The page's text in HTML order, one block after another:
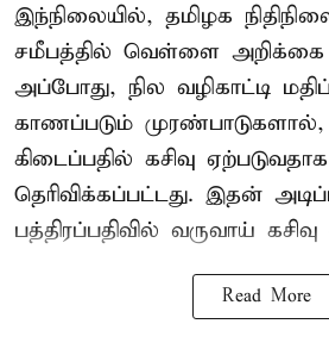
இந்நிலையில், தமிழக
சமீபத்தில் வெள்ளை அறிக்கை
அப்போது, நில வழிகாட்டி
காணப்படும்
கிடைப்பதில் கசிவு ஏற்படுவதாக
தெரிவிக்கப்பட்டது. இதன்
பத்திரப்பதிவில் வருவாய்
Read More